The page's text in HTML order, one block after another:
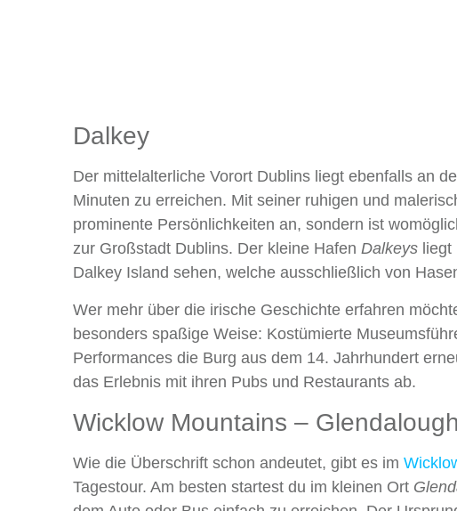
Dalkey
Der mittelalterliche Vorort Dublins liegt ebenfalls an
Minuten zu erreichen. Mit seiner ruhigen und
prominente Persönlichkeiten an, sondern ist
zur Großstadt Dublins. Der kleine Hafen Dalkeys liegt
Dalkey Island sehen, welche ausschließlich von
Wer mehr über die irische Geschichte erfahren
besonders spaßige Weise: Kostümierte
Performances die Burg aus dem 14. Jahrhundert
das Erlebnis mit ihren Pubs und Restaurants ab.
Wicklow Mountains –
Wie die Überschrift schon andeutet, gibt es im
Tagestour. Am besten startest du im kleinen Ort